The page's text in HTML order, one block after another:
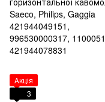
Акція
3